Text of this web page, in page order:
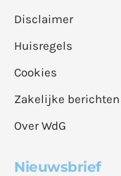
Disclaimer
Huisregels
Cookies
Zakelijke berichten
Over WdG
Nieuwsbrief